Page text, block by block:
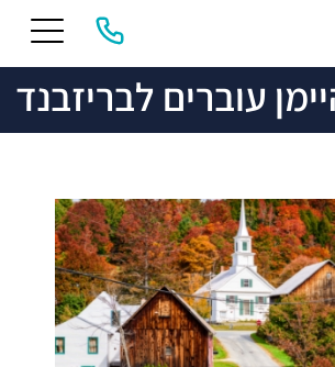
עוברים לבריזבנד